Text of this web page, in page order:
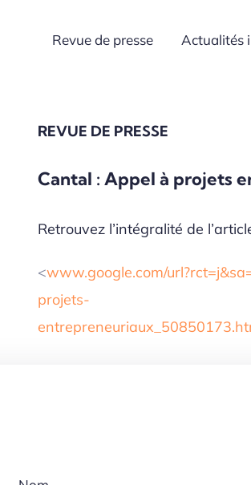
Revue de presse Actualités
REVUE DE PRESSE
Cantal : Appel à projets
Retrouvez l’intégralité de
<www.google.com/
projets-